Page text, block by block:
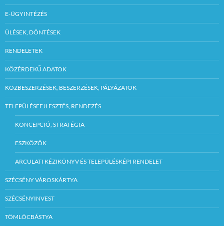
E-ÜGYINTÉZÉS
ÜLÉSEK, DÖNTÉSEK
RENDELETEK
KÖZÉRDEKŰ ADATOK
KÖZBESZERZÉSEK, BESZERZÉSEK, PÁLYÁZATOK
TELEPÜLÉSFEJLESZTÉS, RENDEZÉS
KONCEPCIÓ, STRATÉGIA
ESZKÖZÖK
ARCULATI KÉZIKÖNYV ÉS TELEPÜLÉSKÉPI RENDELET
SZÉCSÉNY VÁROSKÁRTYA
SZÉCSÉNYINVEST
TÖMLÖCBÁSTYA